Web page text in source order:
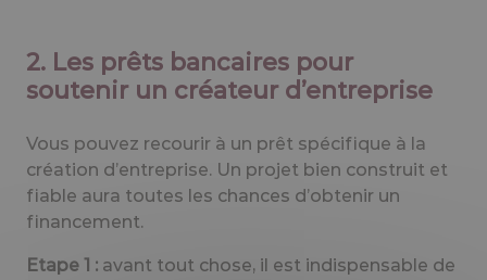
2. Les prêts bancaires pour
soutenir un créateur d’entreprise
Vous pouvez recourir à un prêt spécifique à la
création d’entreprise. Un projet bien construit et
fiable aura toutes les chances d’obtenir un
financement.
Etape 1 : avant tout chose, il est indispensable de